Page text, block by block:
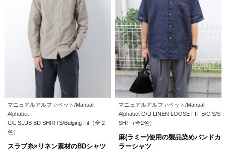
マニュアルアルファベット/Manual
Alphabet
C/L SLUB BD SHIRTS/Bulging Fit（全２
色）
スラブ糸×リネン素材のBDシャツ
マニュアルアルファベット/Manual
Alphabet O/D LINEN LOOSE FIT B/C S/S
SHT（全2色）
麻(ラミー)使用の製品染めバンドカ
ラーシャツ